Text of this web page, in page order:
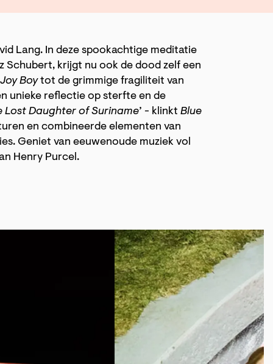
Lang. In deze spookachtige meditatie
Schubert, krijgt nu ook de dood zelf een
Joy Boytot de grimmige fragiliteit van
unieke reflectie op sterfte en de
Lost Daughter of Suriname’ - klinkt Blue
en combineerde elementen van
Geniet van eeuwenoude muziek vol
Henry Purcel.